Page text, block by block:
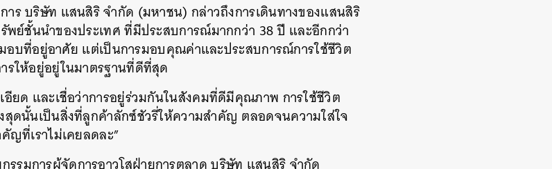
าร บริษัท แสนสิริ จำกัด (มหาชน) กล่าวถึงการเดินทางของแสนสิริ
ย์ชั้นนำของประเทศ ที่มีประสบการณ์มากกว่า 38 ปี และอีกกว่า
อบที่อยู่อาศัย แต่เป็นการมอบคุณค่าและประสบการณ์การใช้ชีวิต
รให้อยู่อยู่ในมาตรฐานที่ดีที่สุด
เอียด และเชื่อว่าการอยู่ร่วมกันในสังคมที่ดีมีคุณภาพ การใช้ชีวิต
ดนั้นเป็นสิ่งที่ลูกค้าลักซ์ชัวรี่ให้ความสำคัญ ตลอดจนความใส่ใจ
ญที่เราไม่เคยลดละ”